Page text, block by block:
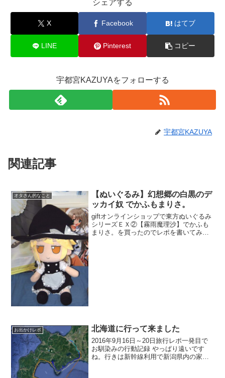
シェアする
X Facebook はてブ
LINE Pinterest コピー
宇都宮KAZUYAをフォローする
宇都宮KAZUYA
関連記事
オタさん的なこと
【ぬいぐるみ】幻想郷の白黒のデ
ッカイ奴 でかふもまりさ。
giftオンラインショップで東方ぬいぐるみ
シリーズＥＸ②【霧雨魔理沙】でかふも
まりさ。を買ったのでレポを書いてみま
お出かけレポ 北海道に行って来ました
2016年9月16日～20日旅行レポ一発目で
お馴染みの行動記録 やっぱり遠いです
ね。行きは新幹線利用で新潟県内の家を7